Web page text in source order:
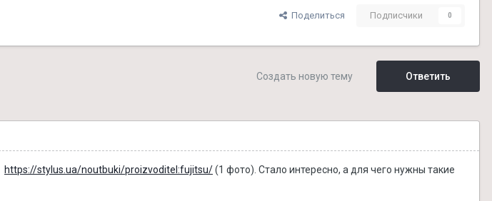
Поделиться Подписчики 0
Ответить
Создать новую тему
https://stylus.ua/noutbuki/proizvoditel:fujitsu/(1 фото). Стало интересно, а для чего нужны такие